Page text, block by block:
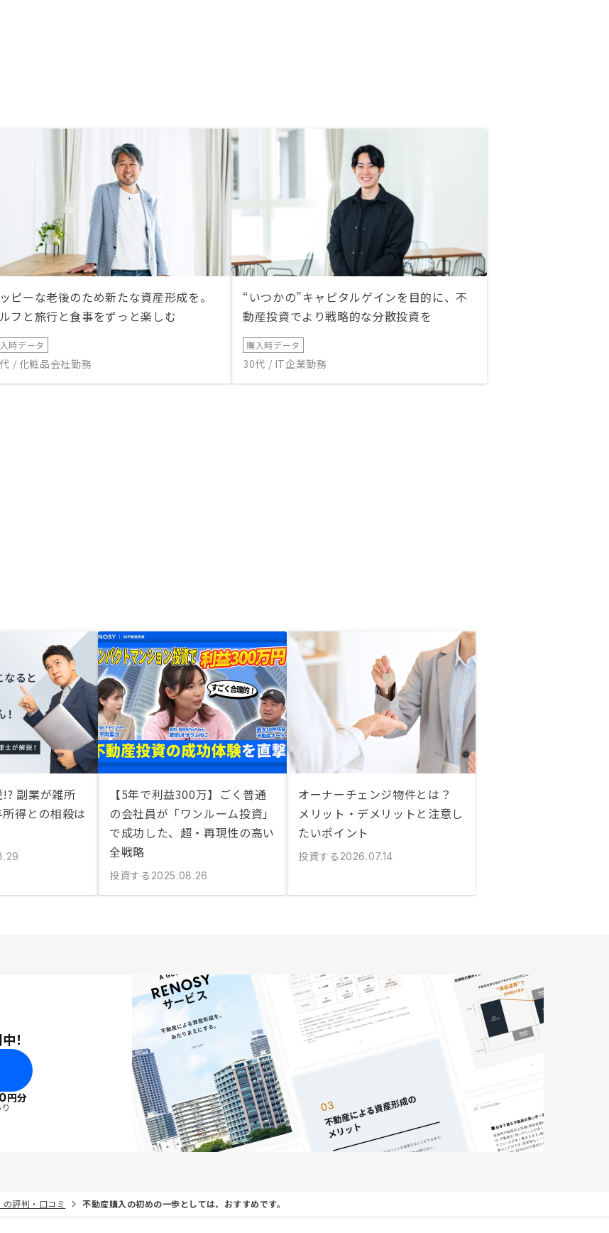
ピーな老後のため新たな資産形成を。
フと旅行と食事をずっと楽しむ
時データ
/ 化粧品会社勤務
“いつかの”キャピタルゲインを目的に、不
動産投資でより戦略的な分散投資を
購入時データ
30代 / IT企業勤務
副業が雑所
得との相殺は
【5年で利益300万】ごく普通
の会社員が「ワンルーム投資」
で成功した、超・再現性の高い
全戦略
投資する 2025.08.26
オーナーチェンジ物件とは？
メリット・デメリットと注意し
たいポイント
投資する 2026.07.14
！
円分
の評判・口コミ 不動産購入の初めの一歩としては、おすすめです。